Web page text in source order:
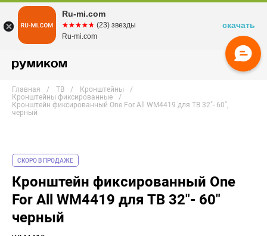
Главная ТВ
Кронштейны
Кронштейны фиксированные
Кронштейн фиксированный One For All WM4419 для ТВ 32"- 60",
черный
СКОРО В ПРОДАЖЕ
Кронштейн фиксированный One
For All WM4419 для ТВ 32"- 60"
черный
Ru-mi.com
☆☆☆☆☆
★★★★★ (23) звезды
Ru-mi.com
скачать